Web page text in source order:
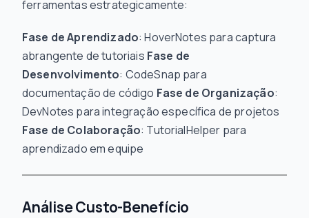
ferramentas estrategicamente:
Fase de Aprendizado: HoverNotes para captura
abrangente de tutoriais Fase de
Desenvolvimento: CodeSnap para
documentação de código Fase de Organização:
DevNotes para integração específica de projetos
Fase de Colaboração: TutorialHelper para
aprendizado em equipe
Análise Custo-Benefício